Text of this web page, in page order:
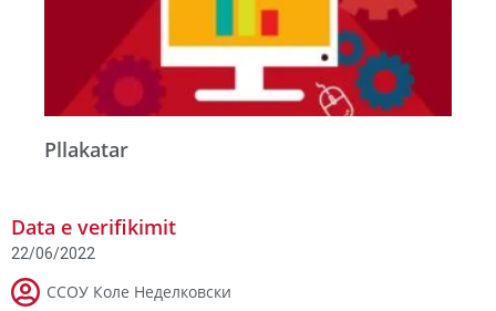
Pllakatar
Data e verifikimit
22/06/2022
ССОУ Коле Неделковски